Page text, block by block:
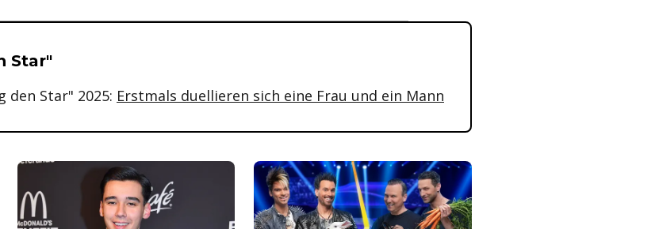
zum Inhalt
Star"
den Star" 2025: Erstmals duellieren sich eine Frau und ein Mann